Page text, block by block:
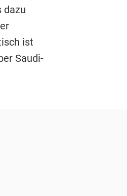
dazu
ist
Saudi-